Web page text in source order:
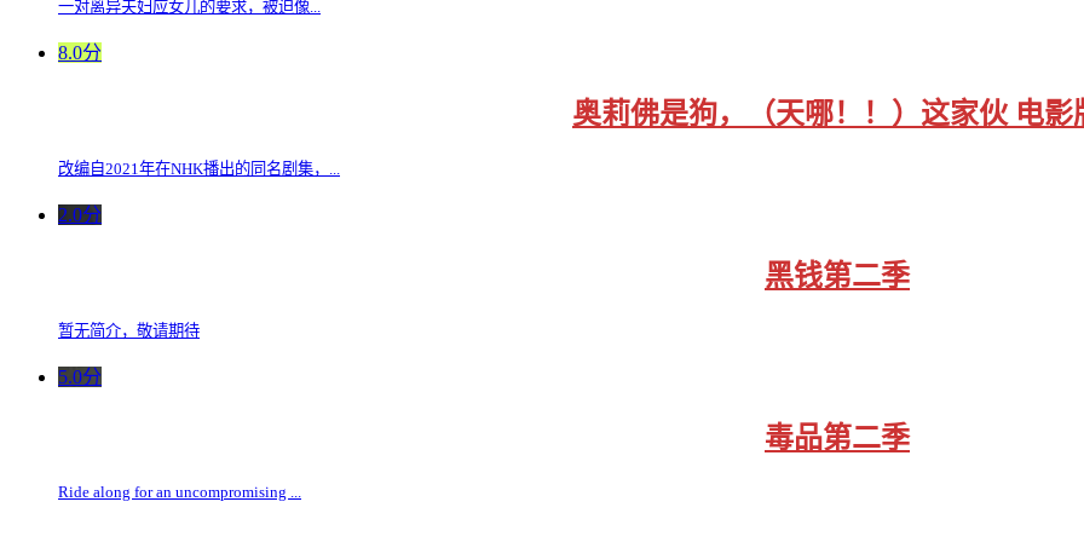
一对离异夫妇应女儿的要求，被迫像...
8.0分
奥莉佛是狗，（天哪！！）这家伙 电影
改编自2021年在NHK播出的同名剧集，...
2.0分
黑钱第二季
暂无简介，敬请期待
5.0分
毒品第二季
Ride along for an uncompromising ...